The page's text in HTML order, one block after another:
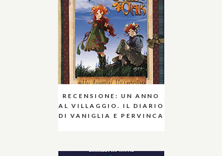
RECENSIONE: UN ANNO
AL VILLAGGIO. IL DIARIO
DI VANIGLIA E PERVINCA